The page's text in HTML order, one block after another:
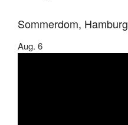
Sommerdom, Hamburg
Aug. 6